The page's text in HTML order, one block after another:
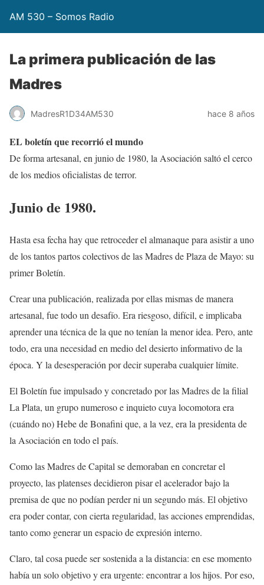
AM 530 – Somos Radio
La primera publicación de las
Madres
MadresR1D34AM530 hace 8 años
EL boletín que recorrió el mundo
De forma artesanal, en junio de 1980, la Asociación saltó el cerco
de los medios oficialistas de terror.
Junio de 1980.
Hasta esa fecha hay que retroceder el almanaque para asistir a uno
de los tantos partos colectivos de las Madres de Plaza de Mayo: su
primer Boletín.
Crear una publicación, realizada por ellas mismas de manera
artesanal, fue todo un desafío. Era riesgoso, difícil, e implicaba
aprender una técnica de la que no tenían la menor idea. Pero, ante
todo, era una necesidad en medio del desierto informativo de la
época. Y la desesperación por decir superaba cualquier límite.
El Boletín fue impulsado y concretado por las Madres de la filial
La Plata, un grupo numeroso e inquieto cuya locomotora era
(cuándo no) Hebe de Bonafini que, a la vez, era la presidenta de
la Asociación en todo el país.
Como las Madres de Capital se demoraban en concretar el
proyecto, las platenses decidieron pisar el acelerador bajo la
premisa de que no podían perder ni un segundo más. El objetivo
era poder contar, con cierta regularidad, las acciones emprendidas,
tanto como generar un espacio de expresión interno.
Claro, tal cosa puede ser sostenida a la distancia: en ese momento
había un solo objetivo y era urgente: encontrar a los hijos. Por eso,